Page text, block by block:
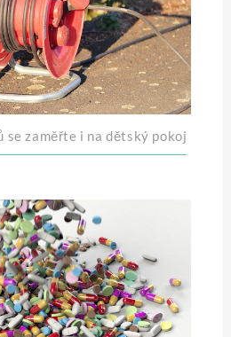
zaměřte i na dětský pokoj